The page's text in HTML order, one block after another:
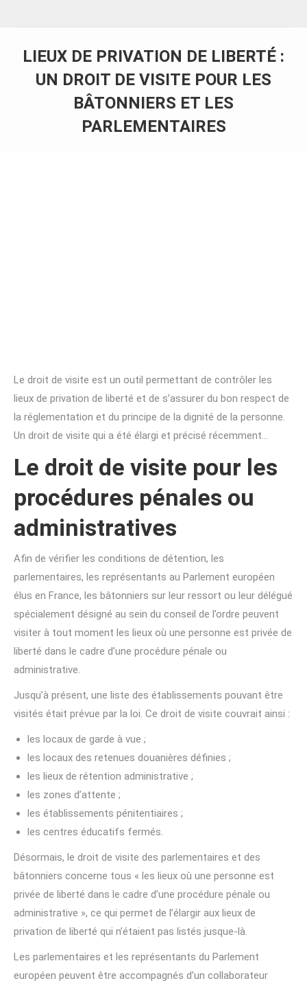
LIEUX DE PRIVATION DE LIBERTÉ :
UN DROIT DE VISITE POUR LES
BÂTONNIERS ET LES
PARLEMENTAIRES
Le droit de visite est un outil permettant de contrôler les
lieux de privation de liberté et de s’assurer du bon respect de
la réglementation et du principe de la dignité de la personne.
Un droit de visite qui a été élargi et précisé récemment…
Le droit de visite pour les
procédures pénales ou
administratives
Afin de vérifier les conditions de détention, les
parlementaires, les représentants au Parlement européen
élus en France, les bâtonniers sur leur ressort ou leur délégué
spécialement désigné au sein du conseil de l’ordre peuvent
visiter à tout moment les lieux où une personne est privée de
liberté dans le cadre d’une procédure pénale ou
administrative.
Jusqu’à présent, une liste des établissements pouvant être
visités était prévue par la loi. Ce droit de visite couvrait ainsi :
les locaux de garde à vue ;
les locaux des retenues douanières définies ;
les lieux de rétention administrative ;
les zones d’attente ;
les établissements pénitentiaires ;
les centres éducatifs fermés.
Désormais, le droit de visite des parlementaires et des
bâtonniers concerne tous « les lieux où une personne est
privée de liberté dans le cadre d’une procédure pénale ou
administrative », ce qui permet de l’élargir aux lieux de
privation de liberté qui n’étaient pas listés jusque-là.
Les parlementaires et les représentants du Parlement
européen peuvent être accompagnés d’un collaborateur